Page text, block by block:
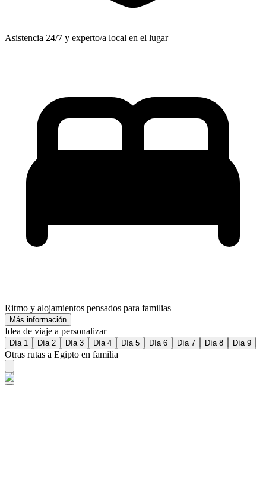
Asistencia 24/7 y experto/a local en el lugar
Ritmo y alojamientos pensados para familias
Más información
Idea de viaje a personalizar
Día 1 Día 2 Día 3 Día 4 Día 5 Día 6 Día 7 Día 8 Día 9
Otras rutas a Egipto en familia